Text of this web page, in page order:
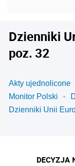
Dzienniki
poz. 32
Akty ujednolicone
Monitor Polski
Dzienniki Unii
DECYZJA